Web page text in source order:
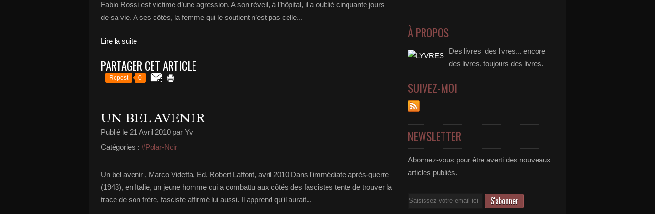
Fabio Rossi est victime d’une agression. A son réveil, à l’hôpital, il a oublié cinquante jours
de sa vie. A ses côtés, la femme qui le soutient n’est pas celle...
Lire la suite
PARTAGER CET ARTICLE
Repost 0
UN BEL AVENIR
Publié le 21 Avril 2010 par Yv
Catégories : #Polar-Noir
Un bel avenir , Marco Videtta, Ed. Robert Laffont, avril 2010 Dans l'immédiate après-guerre
(1948), en Italie, un jeune homme qui a combattu aux côtés des fascistes tente de trouver la
trace de son frère, fasciste affirmé lui aussi. Il apprend qu'il aurait...
À PROPOS
Des livres, des livres... encore
des livres, toujours des livres.
SUIVEZ-MOI
NEWSLETTER
Abonnez-vous pour être averti des nouveaux
articles publiés.
Email